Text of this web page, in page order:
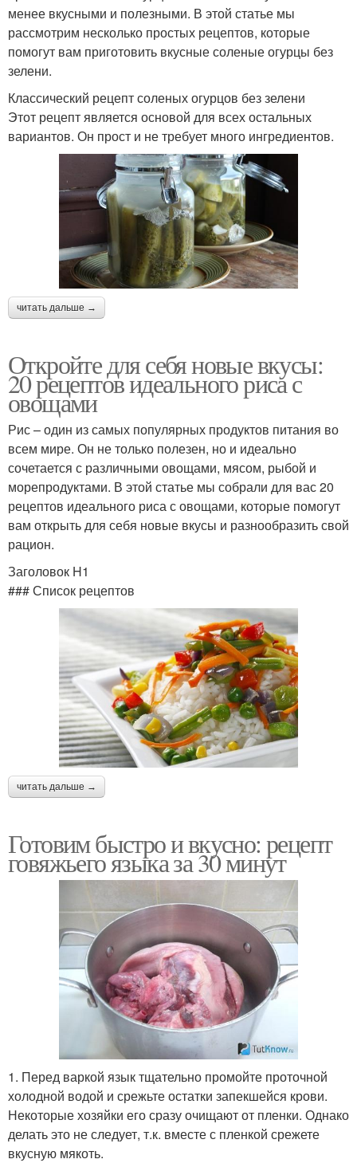
менее вкусными и полезными. В этой статье мы
рассмотрим несколько простых рецептов, которые
помогут вам приготовить вкусные соленые огурцы без
зелени.
Классический рецепт соленых огурцов без зелени
Этот рецепт является основой для всех остальных
вариантов. Он прост и не требует много ингредиентов.
читать дальше →
Откройте для себя новые вкусы:
20 рецептов идеального риса с
овощами
Рис – один из самых популярных продуктов питания во
всем мире. Он не только полезен, но и идеально
сочетается с различными овощами, мясом, рыбой и
морепродуктами. В этой статье мы собрали для вас 20
рецептов идеального риса с овощами, которые помогут
вам открыть для себя новые вкусы и разнообразить свой
рацион.
Заголовок H1
### Список рецептов
читать дальше →
Готовим быстро и вкусно: рецепт
говяжьего языка за 30 минут
1. Перед варкой язык тщательно промойте проточной
холодной водой и срежьте остатки запекшейся крови.
Некоторые хозяйки его сразу очищают от пленки. Однако
делать это не следует, т.к. вместе с пленкой срежете
вкусную мякоть.